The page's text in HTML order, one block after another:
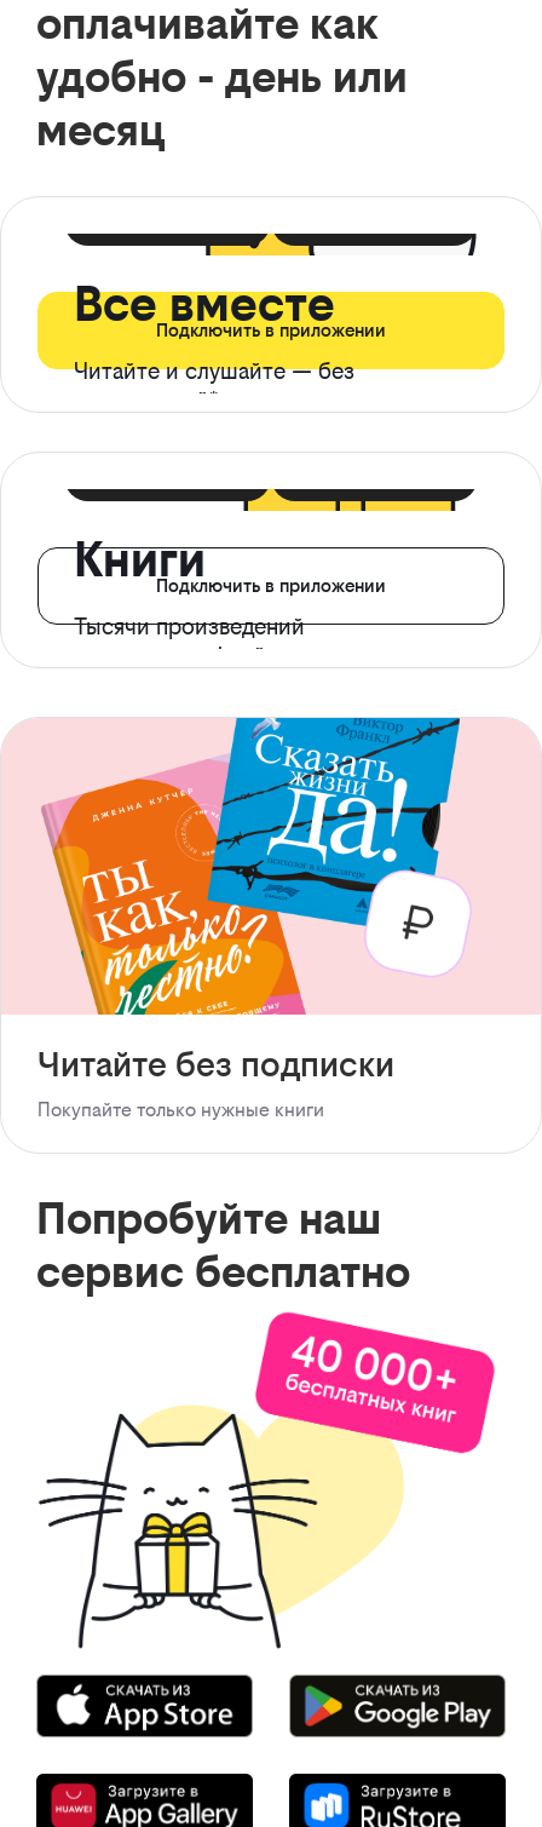
оплачивайте как
удобно - день или
месяц
Все вместе
Читайте и слушайте — без
ограничений*
Подключить в приложении
Книги
Тысячи произведений
с доступом офлайн
Подключить в приложении
Читайте без подписки
Покупайте только нужные книги
Попробуйте наш
сервис бесплатно